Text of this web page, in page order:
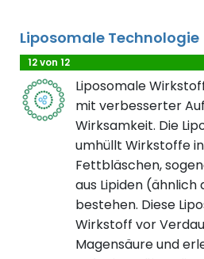
Liposomale Technologie
12 von 12
Liposomale
mit verbesserter
Wirksamkeit. Die
umhüllt Wirkstoffe
Fettbläschen,
aus Lipiden
bestehen. Diese
Wirkstoff vor
Magensäure und